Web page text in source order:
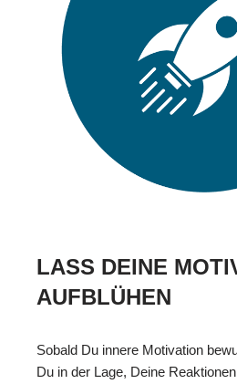
LASS DEINE
AUFBLÜHEN
Sobald Du innere Motivation
Du in der Lage, Deine